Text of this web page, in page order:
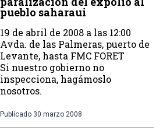
pueblo saharaui
19 de abril de 2008 a las 12:00
Avda. de las Palmeras, puerto de
Levante, hasta FMC FORET
Si nuestro gobierno no
inspecciona, hagámoslo
nosotros.
Publicado 30 marzo 2008